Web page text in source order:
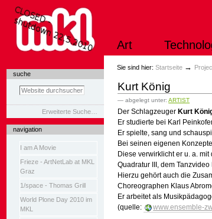
Inhalt
Art
suche
Erweiterte Suche…
navigation
I am A Movie
Frieze - ArtNetLab at MKL
Graz
1/space - Thomas Grill
World Plone Day 2010 im
MKL
Sie sind hier: Startseite →
Kurt König
— abgelegt unter:ARTIST
Der Schlagzeuger Kurt
Er studierte bei Karl
Er spielte, sang und
Bei seinen eigenen
Diese verwirklicht er u. a. mit
Quadratur III, dem
Hierzu gehört auch die
Choreographen Klaus
Er arbeitet als
(quelle:
www.ensemble-